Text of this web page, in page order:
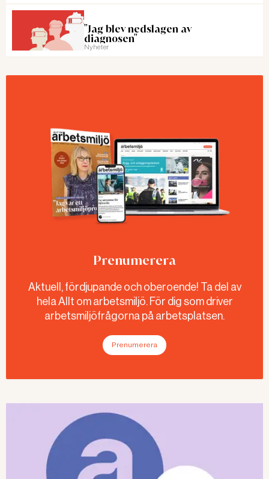
"Jag blev nedslagen av
diagnosen"
Nyheter
Prenumerera
Aktuell, fördjupande och oberoende! Ta del av
hela Allt om arbetsmiljö. För dig som driver
arbetsmiljöfrågorna på arbetsplatsen.
Prenumerera